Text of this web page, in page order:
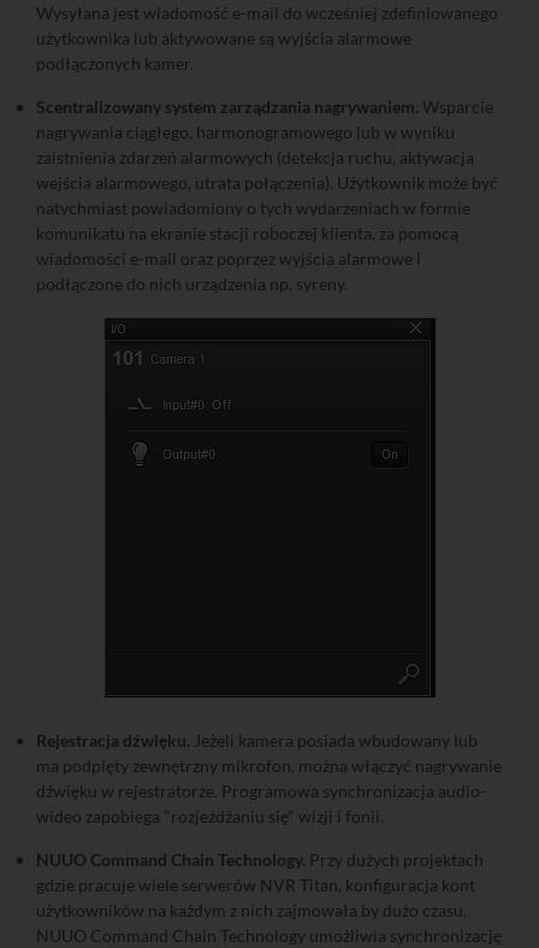
Wysyłana jest wiadomość e-mail do wcześniej zdefiniowanego
użytkownika lub aktywowane są wyjścia alarmowe
podłączonych kamer.
Scentralizowany system zarządzania nagrywaniem. Wsparcie
nagrywania ciągłego, harmonogramowego lub w wyniku
zaistnienia zdarzeń alarmowych (detekcja ruchu, aktywacja
wejścia alarmowego, utrata połączenia). Użytkownik może być
natychmiast powiadomiony o tych wydarzeniach w formie
komunikatu na ekranie stacji roboczej klienta, za pomocą
wiadomości e-mail oraz poprzez wyjścia alarmowe i
podłączone do nich urządzenia np. syreny.
Rejestracja dźwięku. Jeżeli kamera posiada wbudowany lub
ma podpięty zewnętrzny mikrofon, można włączyć nagrywanie
dźwięku w rejestratorze. Programowa synchronizacja audio-
wideo zapobiega "rozjeżdżaniu się" wizji i fonii.
NUUO Command Chain Technology. Przy dużych projektach
gdzie pracuje wiele serwerów NVR Titan, konfiguracja kont
użytkowników na każdym z nich zajmowała by dużo czasu.
NUUO Command Chain Technology umożliwia synchronizację